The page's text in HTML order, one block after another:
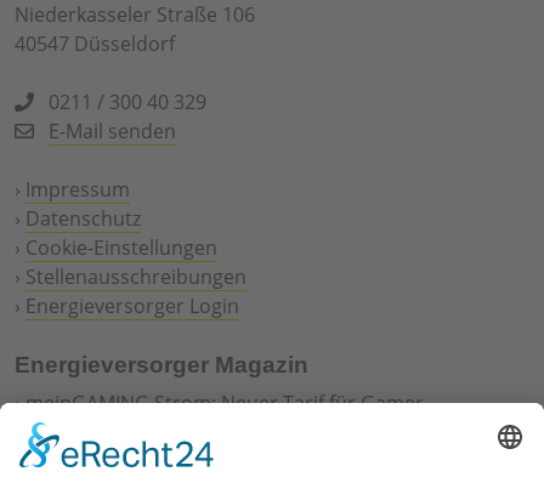
Niederkasseler Straße 106
40547 Düsseldorf
0211 / 300 40 329
E-Mail senden
› Impressum
› Datenschutz
› Cookie-Einstellungen
› Stellenausschreibungen
› Energieversorger Login
Energieversorger Magazin
›meinGAMING Strom: Neuer Tarif für Gamer
Offshore-Windenergie: Ausbau, Technik und
Perspektiven